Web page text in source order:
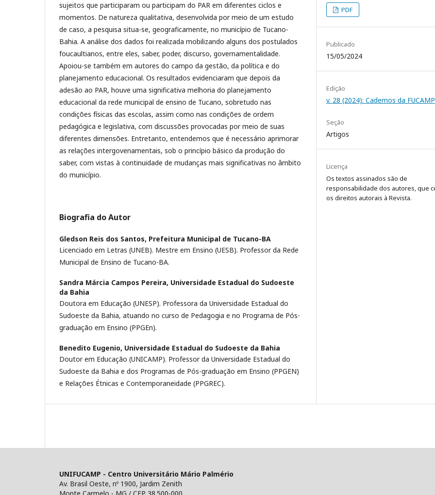
sujeitos que participaram ou participam do PAR em diferentes ciclos e
momentos. De natureza qualitativa, desenvolvida por meio de um estudo
de caso, a pesquisa situa-se, geograficamente, no município de Tucano-
Bahia. A análise dos dados foi realizada mobilizando alguns dos postulados
foucaultianos, entre eles, saber, poder, discurso, governamentalidade.
Apoiou-se também em autores do campo da gestão, da política e do
planejamento educacional. Os resultados evidenciaram que depois da
adesão ao PAR, houve uma significativa melhoria do planejamento
educacional da rede municipal de ensino de Tucano, sobretudo nas
condições físicas das escolas, assim como nas condições de ordem
pedagógica e legislativa, com discussões provocadas por meio de suas
diferentes dimensões. Entretanto, entendemos que é necessário aprimorar
as relações intergovenamentais, sob o princípio básico da produção do
saber, com vistas à continuidade de mudanças mais significativas no âmbito
do município.
Biografia do Autor
Gledson Reis dos Santos, Prefeitura Municipal de Tucano-BA
Licenciado em Letras (UNEB). Mestre em Ensino (UESB). Professor da Rede
Municipal de Ensino de Tucano-BA.
Sandra Márcia Campos Pereira, Universidade Estadual do Sudoeste
da Bahia
Doutora em Educação (UNESP). Professora da Universidade Estadual do
Sudoeste da Bahia, atuando no curso de Pedagogia e no Programa de Pós-
graduação em Ensino (PPGEn).
Benedito Eugenio, Universidade Estadual do Sudoeste da Bahia
Doutor em Educação (UNICAMP). Professor da Universidade Estadual do
Sudoeste da Bahia e dos Programas de Pós-graduação em Ensino (PPGEN)
e Relações Étnicas e Contemporaneidade (PPGREC).
PDF
Publicado
15/05/2024
Edição
v. 28 (2024): Cadernos da FUCAMP
Seção
Artigos
Licença
Os textos assinados são de
responsabilidade dos autores, que
os direitos autorais à Revista.
UNIFUCAMP - Centro Universitário Mário Palmério
Av. Brasil Oeste, nº 1900, Jardim Zenith